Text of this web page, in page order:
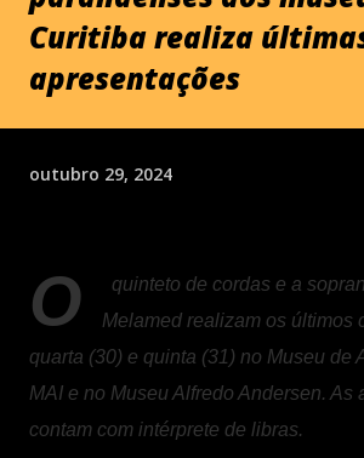
Curitiba realiza
apresentações
outubro 29, 2024
O
quinteto de cordas e a
Melamed realizam os últimos
quarta (30) e quinta (31) no Museu de
MAI e no Museu Alfredo Andersen. As
contam com intérprete de libras.